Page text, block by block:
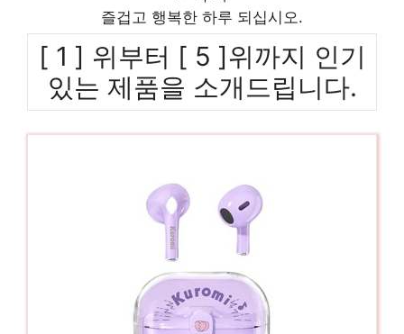
즐겁고 행복한 하루 되십시오.
[ 1 ] 위부터 [ 5 ]위까지 인기
있는 제품을 소개드립니다.